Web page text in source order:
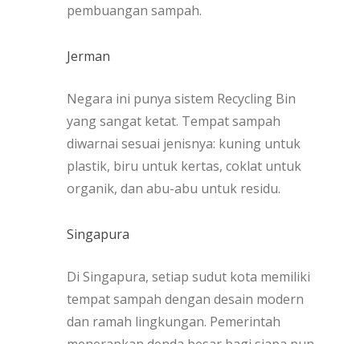
pembuangan sampah.
Jerman
Negara ini punya sistem Recycling Bin
yang sangat ketat. Tempat sampah
diwarnai sesuai jenisnya: kuning untuk
plastik, biru untuk kertas, coklat untuk
organik, dan abu-abu untuk residu.
Singapura
Di Singapura, setiap sudut kota memiliki
tempat sampah dengan desain modern
dan ramah lingkungan. Pemerintah